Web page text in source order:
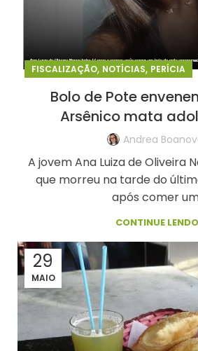
FISCALIZAÇÃO, NOTÍCIAS, PERÍCIA
Bolo de Pote
Arsênico mata
Andrea
A jovem Ana Luiza de Oliveira
que morreu na tarde do
após comer
CONTINUE LENDO
29
MAIO